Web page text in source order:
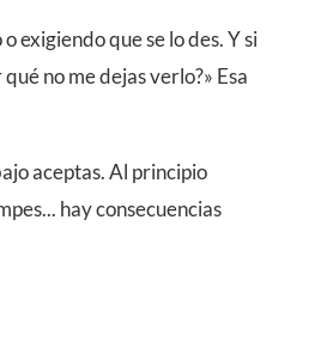
exigiendo que se lo des. Y si
no me dejas verlo?» Esa
aceptas. Al principio
hay consecuencias